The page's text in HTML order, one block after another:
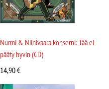
Nurmi & Niinivaara konserni: Tää ei
pääty hyvin (CD)
14,90€